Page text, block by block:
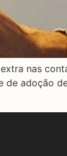
nas
de adoção